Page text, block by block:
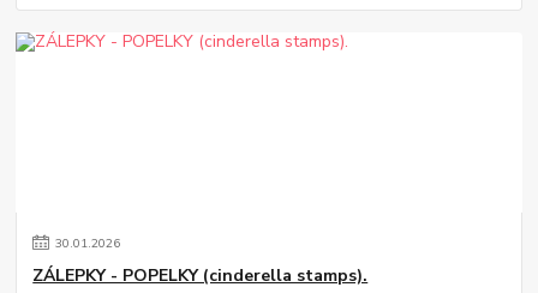
30.01.2026
ZÁLEPKY - POPELKY (cinderella stamps).